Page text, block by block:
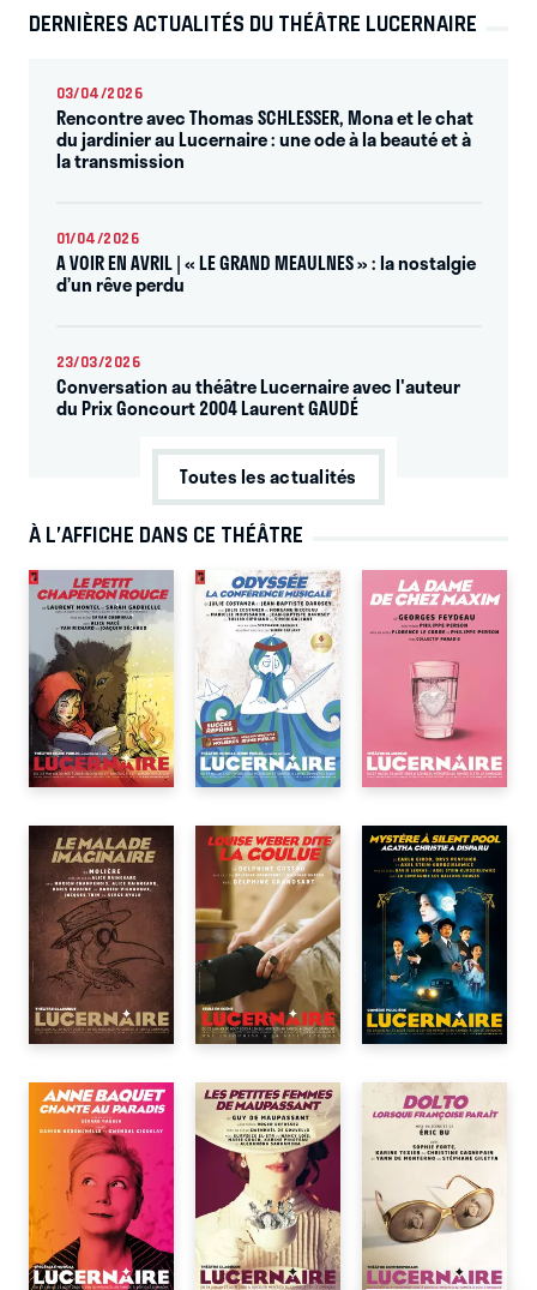
DERNIÈRES ACTUALITÉS DU THÉÂTRE LUCERNAIRE
03/04/2026
Rencontre avec Thomas SCHLESSER, Mona et le chat
du jardinier au Lucernaire : une ode à la beauté et à
la transmission
01/04/2026
A VOIR EN AVRIL | « LE GRAND MEAULNES » : la nostalgie
d’un rêve perdu
23/03/2026
Conversation au théâtre Lucernaire avec l'auteur
du Prix Goncourt 2004 Laurent GAUDÉ
Toutes les actualités
À L’AFFICHE DANS CE THÉÂTRE